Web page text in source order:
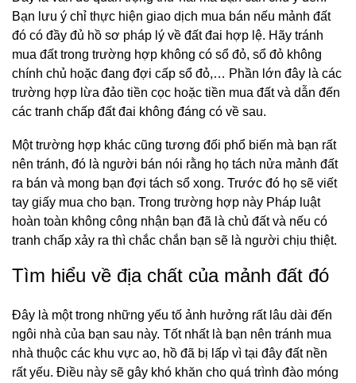
Bạn lưu ý chỉ thực hiện giao dịch mua bán nếu mảnh đất
đó có đầy đủ hồ sơ pháp lý về đất đai hợp lệ. Hãy tránh
mua đất trong trường hợp không có sổ đỏ, sổ đỏ không
chính chủ hoặc đang đợi cấp sổ đỏ,… Phần lớn đây là các
trường hợp lừa đảo tiền cọc hoặc tiền mua đất và dẫn đến
các tranh chấp đất đai không đáng có về sau.
Một trường hợp khác cũng tương đối phổ biến mà bạn rất
nên tránh, đó là người bán nói rằng họ tách nửa mảnh đất
ra bán và mong bạn đợi tách sổ xong. Trước đó họ sẽ viết
tay giấy mua cho bạn. Trong trường hợp này Pháp luật
hoàn toàn không công nhận bạn đã là chủ đất và nếu có
tranh chấp xảy ra thì chắc chắn bạn sẽ là người chịu thiệt.
Tìm hiểu về địa chất của mảnh đất đó
Đây là một trong những yếu tố ảnh hưởng rất lâu dài đến
ngôi nhà của bạn sau này. Tốt nhất là bạn nên tránh mua
nhà thuộc các khu vực ao, hồ đã bị lấp vì tại đây đất nền
rất yếu. Điều này sẽ gây khó khăn cho quá trình đào móng